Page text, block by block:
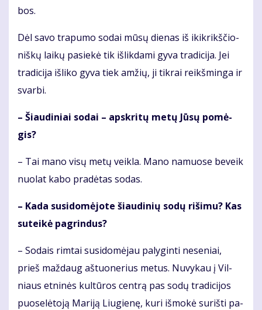
bos.
Dėl sa­vo tra­pu­mo so­dai mū­sų die­nas iš ikik­rikš­čio­
niš­kų lai­kų pa­sie­kė tik iš­lik­da­mi gy­va tra­di­ci­ja. Jei
tra­di­ci­ja iš­li­ko gy­va tiek am­žių, ji tik­rai reikš­min­ga ir
svar­bi.
– Šiau­di­niai so­dai – ap­skri­tų me­tų Jū­sų po­mė­
gis?
– Tai ma­no vi­sų me­tų veik­la. Ma­no na­muo­se be­veik
nuo­lat ka­bo pra­dė­tas so­das.
– Ka­da su­si­do­mė­jo­te šiau­di­nių so­dų ri­ši­mu? Kas
su­tei­kė pa­grin­dus?
– So­dais rim­tai su­si­do­mė­jau pa­ly­gin­ti ne­se­niai,
prieš maž­daug aš­tuo­ne­rius me­tus. Nu­vy­kau į Vil­
niaus et­ni­nės kul­tū­ros cen­trą pas so­dų tra­di­ci­jos
puo­se­lė­to­ją Ma­ri­ją Liu­gie­nę, ku­ri iš­mo­kė su­riš­ti pa­